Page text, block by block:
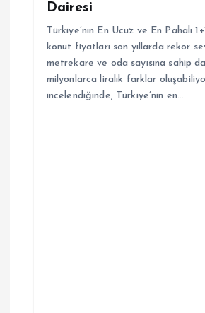
Dairesi
Türkiye’nin En Ucuz ve En Pahalı
konut fiyatları son yıllarda rekor
metrekare ve oda sayısına sahip
milyonlarca liralık farklar
incelendiğinde, Türkiye’nin en…